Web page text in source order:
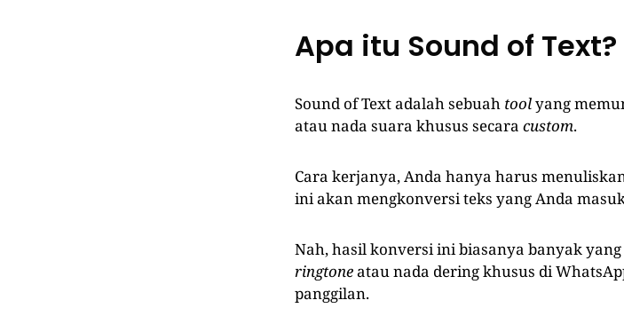
Apa itu Sound of Text?
Sound of Text adalah sebuah toolyang
atau nada suara khusus secara custom.
Cara kerjanya, Anda hanya harus
ini akan mengkonversi teks yang Anda
Nah, hasil konversi ini biasanya banyak
ringtoneatau nada dering khusus di
panggilan.